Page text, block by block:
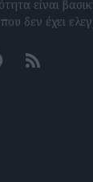
είναι
δεν έχει
RSS feeds